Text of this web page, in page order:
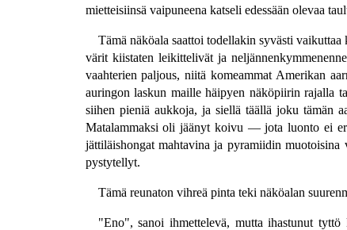
mietteisiinsä vaipuneena katseli edessään olevaa
Tämä näköala saattoi todellakin syvästi
värit kiistaten leikittelivät ja
vaahterien paljous, niitä komeammat Amerikan
auringon laskun maille häipyen näköpiirin rajalla
siihen pieniä aukkoja, ja siellä täällä joku tämän
Matalammaksi oli jäänyt koivu — jota luonto ei
jättiläishongat mahtavina ja pyramiidin
pystytellyt.
Tämä reunaton vihreä pinta teki näköalan
"Eno", sanoi ihmettelevä, mutta ihastunut